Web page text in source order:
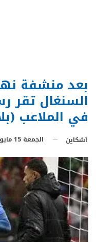
بعد منشفة
السنغال تقر
في الملاعب
آشكاين الجمعة 15 مايو 2026 - 18:30